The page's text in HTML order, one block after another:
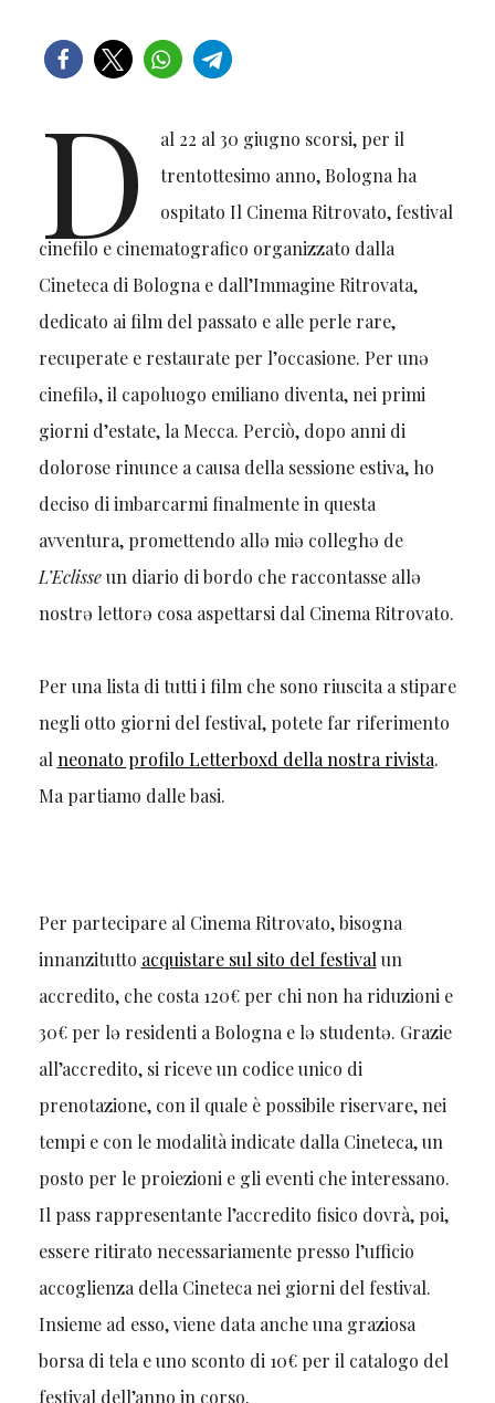
D
al 22 al 30 giugno scorsi, per il
trentottesimo anno, Bologna ha
ospitato Il Cinema Ritrovato, festival
cinefilo e cinematografico organizzato dalla
Cineteca di Bologna e dall’Immagine Ritrovata,
dedicato ai film del passato e alle perle rare,
recuperate e restaurate per l’occasione. Per unə
cinefilə, il capoluogo emiliano diventa, nei primi
giorni d’estate, la Mecca. Perciò, dopo anni di
dolorose rinunce a causa della sessione estiva, ho
deciso di imbarcarmi finalmente in questa
avventura, promettendo allə miə colleghə de
L’Eclisseun diario di bordo che raccontasse allə
nostrə lettorə cosa aspettarsi dal Cinema Ritrovato.
Per una lista di tutti i film che sono riuscita a stipare
negli otto giorni del festival, potete far riferimento
al neonato profilo Letterboxd della nostra rivista.
Ma partiamo dalle basi.
Per partecipare al Cinema Ritrovato, bisogna
innanzitutto acquistare sul sito del festival un
accredito, che costa 120€ per chi non ha riduzioni e
30€ per lə residenti a Bologna e lə studentə. Grazie
all’accredito, si riceve un codice unico di
prenotazione, con il quale è possibile riservare, nei
tempi e con le modalità indicate dalla Cineteca, un
posto per le proiezioni e gli eventi che interessano.
Il pass rappresentante l’accredito fisico dovrà, poi,
essere ritirato necessariamente presso l’ufficio
accoglienza della Cineteca nei giorni del festival.
Insieme ad esso, viene data anche una graziosa
borsa di tela e uno sconto di 10€ per il catalogo del
festival dell’anno in corso.